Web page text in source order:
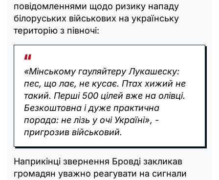
повідомленнями щодо ризику нападу
білоруських військових на українську
територію з півночі:
«Мінському гауляйтеру Лукашеску:
пес, що лає, не кусає. Птах хижий не
такий. Перші 500 цілей вже на олівці.
Безкоштовна і дуже практична
порада: не лізь у очі Україні», -
пригрозив військовий.
Наприкінці звернення Бровді закликав
громадян уважно реагувати на сигнали